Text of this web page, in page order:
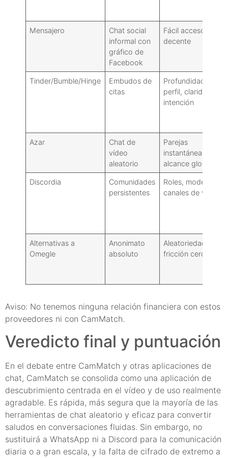
Mensajero
Chat social
informal con
gráfico de
Facebook
Fácil acceso, vídeo
decente
Tinder/Bumble/Hinge
Embudos de
citas
Profundidad del
perfil, claridad de
intención
Azar
Chat de
vídeo
aleatorio
Parejas
instantáneas,
alcance global
Discordia
Comunidades
persistentes
Roles, moderación,
canales de voz
Alternativas a
Omegle
Anonimato
absoluto
Aleatoriedad de
fricción cero
Aviso: No tenemos ninguna relación financiera con estos
proveedores ni con CamMatch.
Veredicto final y puntuación
En el debate entre CamMatch y otras aplicaciones de
chat, CamMatch se consolida como una aplicación de
descubrimiento centrada en el vídeo y de uso realmente
agradable. Es rápida, más segura que la mayoría de las
herramientas de chat aleatorio y eficaz para convertir
saludos en conversaciones fluidas. Sin embargo, no
sustituirá a WhatsApp ni a Discord para la comunicación
diaria o a gran escala, y la falta de cifrado de extremo a